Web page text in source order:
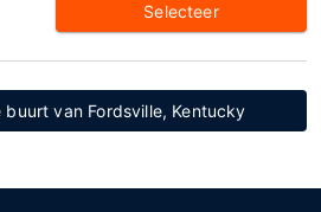
Selecteer
buurt van Fordsville, Kentucky